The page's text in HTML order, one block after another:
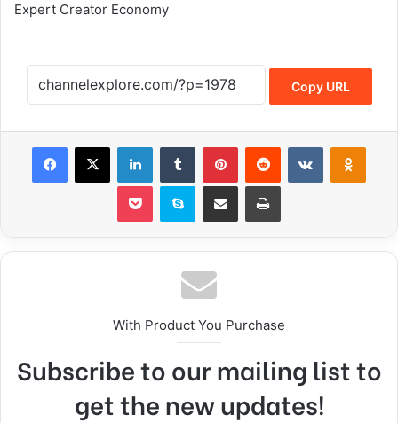
Expert Creator Economy
Copy URL
With Product You Purchase
Subscribe to our mailing list to
get the new updates!